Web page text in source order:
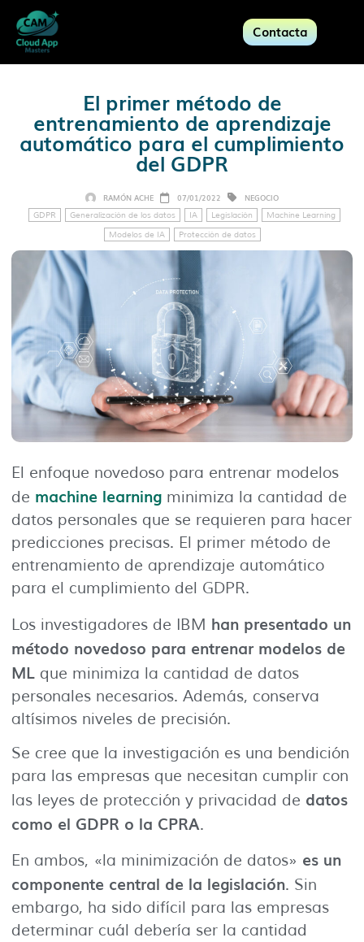
Contacta
El primer método de
entrenamiento de aprendizaje
automático para el cumplimiento
del GDPR
RAMÓN ACHE 07/01/2022 NEGOCIO
GDPR Generalización de los datos IA Legislación
Machine Learning
Modelos de IA
Protección de datos
El enfoque novedoso para entrenar modelos
de machine learning minimiza la cantidad de
datos personales que se requieren para hacer
predicciones precisas. El primer método de
entrenamiento de aprendizaje automático
para el cumplimiento del GDPR.
Los investigadores de IBM han presentado un
método novedoso para entrenar modelos de
ML que minimiza la cantidad de datos
personales necesarios. Además, conserva
altísimos niveles de precisión.
Se cree que la investigación es una bendición
para las empresas que necesitan cumplir con
las leyes de protección y privacidad de datos
como el GDPR o la CPRA.
En ambos, «la minimización de datos» es un
componente central de la legislación. Sin
embargo, ha sido difícil para las empresas
determinar cuál debería ser la cantidad